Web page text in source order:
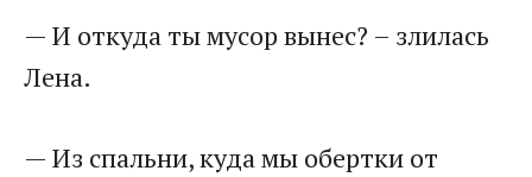
— И откуда ты мусор вынес? – злилась
Лена.
— Из спальни, куда мы обертки от